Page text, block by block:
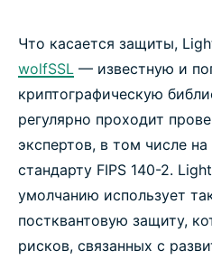
Что касается защиты,
wolfSSL — известную и
криптографическую
регулярно проходит
экспертов, в том числе
стандарту FIPS 140-2.
умолчанию использует
постквантовую защиту,
рисков, связанных с